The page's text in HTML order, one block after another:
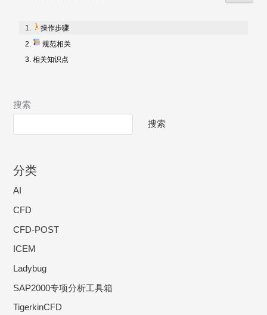
操作步骤
规范相关
相关知识点
搜索
搜索
分类
AI
CFD
CFD-POST
ICEM
Ladybug
SAP2000专项分析工具箱
TigerkinCFD